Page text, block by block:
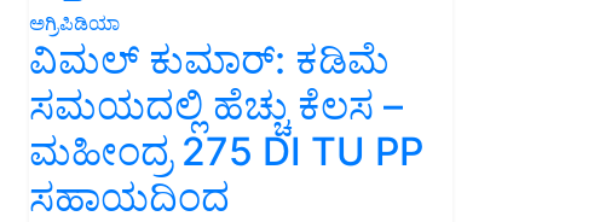
ಅಗ್ರಿಪಿಡಿಯಾ
ವಿಮಲ್ ಕುಮಾರ್: ಕಡಿಮೆ
ಸಮಯದಲ್ಲಿ ಹೆಚ್ಚು ಕೆಲಸ –
ಮಹೀಂದ್ರ 275 DI TU PP
ಸಹಾಯದಿಂದ